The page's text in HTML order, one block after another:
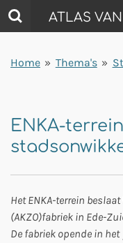
Ga
direct
de
ATLAS
Home » Thema's »
ENKA-
Het ENKA-terrein
(AKZO)fabriek in Ede-
De fabriek opende in